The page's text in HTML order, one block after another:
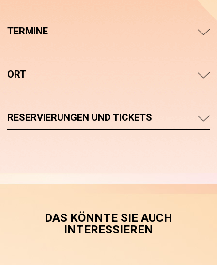
TERMINE
ORT
RESERVIERUNGEN UND TICKETS
DAS KÖNNTE SIE AUCH
INTERESSIEREN